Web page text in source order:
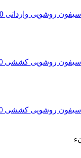
سیفون روشویی وارداتی S820
سیفون روشویی کششی 150
سیفون روشویی کششی 100